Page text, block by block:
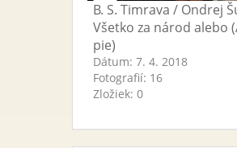
B. S. Timrava / Ondrej
Všetko za národ alebo
pie)
Dátum: 7. 4. 2018
Fotografií: 16
Zložiek: 0